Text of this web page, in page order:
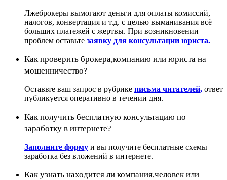
Лжеброкеры вымогают деньги для оплаты комиссий,
налогов, конвертация и т.д. с целью выманивания всё
больших платежей с жертвы. При возникновении
проблем оставьте заявку для консультации юриста.
Как проверить брокера,компанию или юриста на
мошенничество?
Оставьте ваш запрос в рубрике письма читателей, ответ
публикуется оперативно в течении дня.
Как получить бесплатную консультацию по
заработку в интернете?
Заполните форму и вы получите бесплатные схемы
заработка без вложений в интернете.
Как узнать находится ли компания,человек или